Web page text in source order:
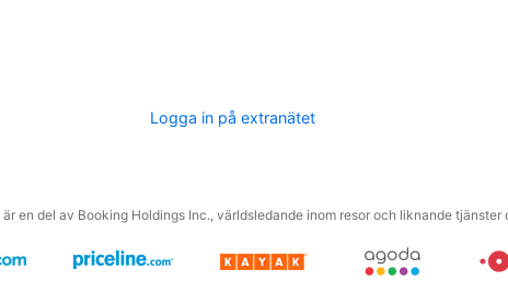
Logga in på extranätet
en del av Booking Holdings Inc., världsledande inom resor och liknande tjänster